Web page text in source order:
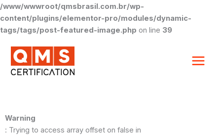
/www/wwwroot/qmsbrasil.com.br/wp-
content/plugins/elementor-pro/modules/dynamic-
tags/tags/post-featured-image.php on line 39
Warning
: Trying to access array offset on false in